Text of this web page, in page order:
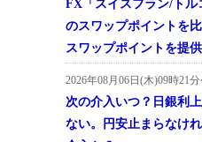
FX「スイスフラン/トル
のスワップポイントを
スワップポイントを提
2026年08月06日(木)09時21
次の介入いつ？日銀利
ない。円安止まらなけ